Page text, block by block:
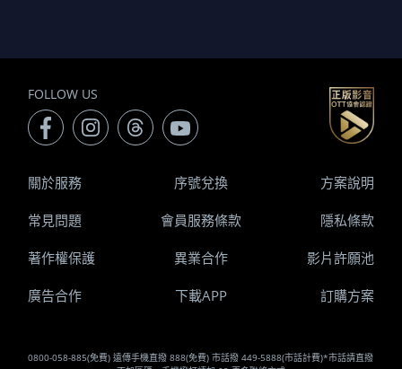
FOLLOW US
0800-058-885(免費) 遠傳手機直撥 888(免費) 市話撥 449-5888(市話計費)*市話請直撥
關於服務 序號兌換 方案說明
常見問題 會員服務條款 隱私條款
著作權保護 異業合作 影片許願池
廣告合作 下載APP 訂購方案